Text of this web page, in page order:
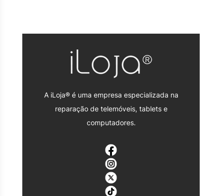
A iLoja® é uma empresa especializada na
reparação de telemóveis, tablets e
computadores.